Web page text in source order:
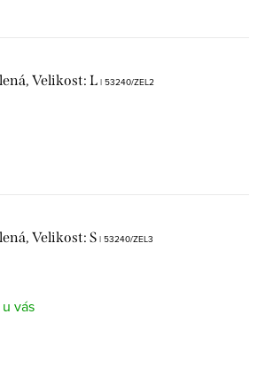
Velikost: L | 53240/ZEL2
Velikost: S | 53240/ZEL3